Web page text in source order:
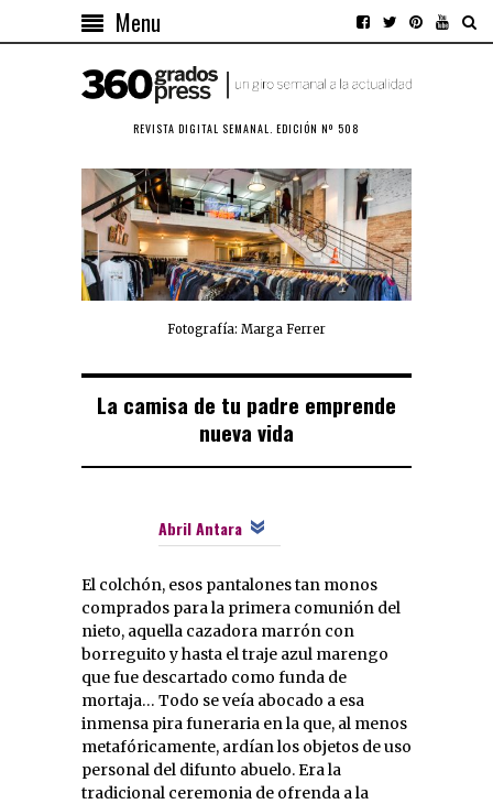
Menu
REVISTA DIGITAL SEMANAL. EDICIÓN Nº 508
Fotografía: Marga Ferrer
La camisa de tu padre emprende
nueva vida
Abril Antara
El colchón, esos pantalones tan monos
comprados para la primera comunión del
nieto, aquella cazadora marrón con
borreguito y hasta el traje azul marengo
que fue descartado como funda de
mortaja… Todo se veía abocado a esa
inmensa pira funeraria en la que, al menos
metafóricamente, ardían los objetos de uso
personal del difunto abuelo. Era la
tradicional ceremonia de ofrenda a la